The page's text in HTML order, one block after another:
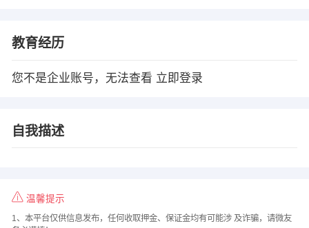
教育经历
您不是企业账号，无法查看 立即登录
自我描述
温馨提示
1、本平台仅供信息发布，任何收取押金、保证金均有可能涉 及诈骗，请微友